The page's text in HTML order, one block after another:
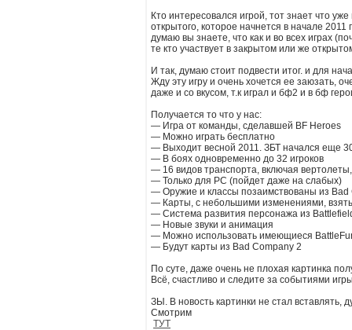
Кто интересовался игрой, тот знает что
открытого, которое начнется в начале 2011
думаю вы знаете, что как и во всех играх
те кто участвует в закрытом или же
И так, думаю стоит подвести итог. и для
Жду эту игру и очень хочется ее заюзать,
даже и со вкусом, т.к играл и бф2 и в бф
Получается то что у нас:
— Игра от команды, сделавшей BF Heroes
— Можно играть бесплатно
— Выходит весной 2011. ЗБТ начался еще
— В боях одновременно до 32 игроков
— 16 видов транспорта, включая
— Только для PC (пойдет даже на слабых)
— Оружие и классы позаимствованы из Bad
— Карты, с небольшими изменениями,
— Система развития персонажа из
— Новые звуки и анимация
— Можно использовать имеющиеся
— Будут карты из Bad Company 2
По суте, даже очень не плохая картинка
Всё, счастливо и следите за событиями
ЗЫ. В новость картинки не стал вставлять,
Смотрим
ТУТ